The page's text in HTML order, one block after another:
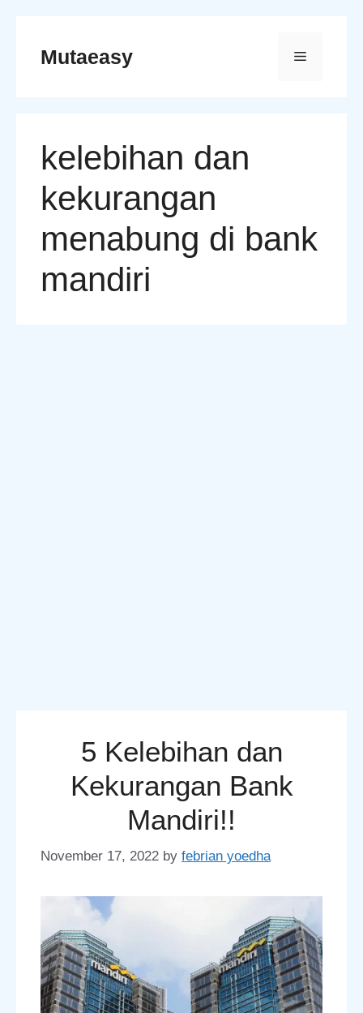
contentMutaeasy Menu
kelebihan dan
kekurangan
menabung di bank
mandiri
5 Kelebihan dan
Kekurangan Bank
Mandiri!!
November 17, 2022 by febrian yoedha